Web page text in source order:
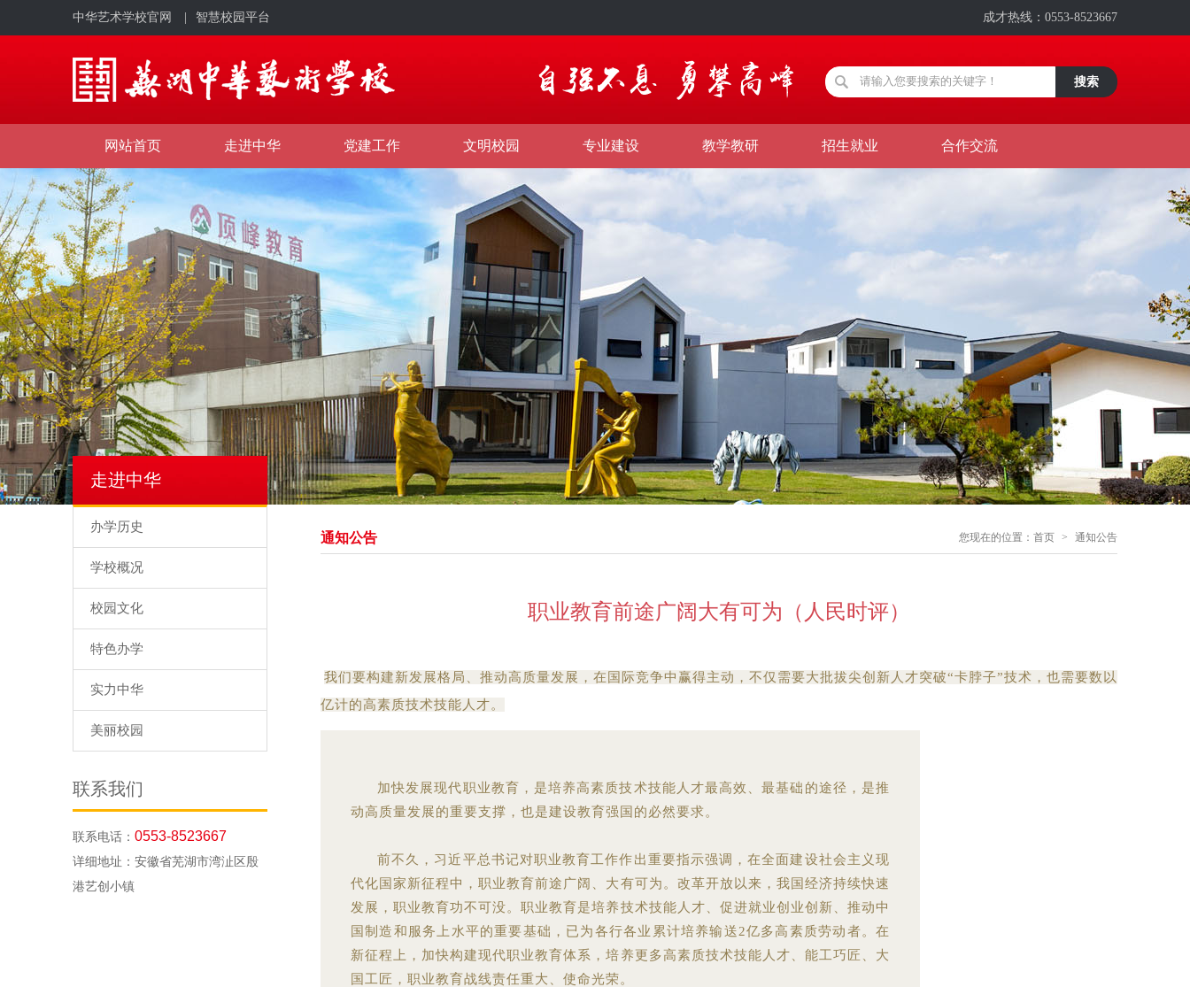
中华艺术学校官网 智慧校园平台 成才热线： 0553-8523667
网站首页 走进中华 党建工作 文明校园 专业建设 教学教研 招生就业 合作交流
走进中华
办学历史
学校概况
校园文化
特色办学
实力中华
美丽校园
联系我们
联系电话： 0553-8523667
详细地址：安徽省芜湖市湾沚区殷
港艺创小镇
通知公告 您现在的位置：首页 > 通知公告
职业教育前途广阔大有可为（人民时评）
我们要构建新发展格局、推动高质量发展，在国际竞争中赢得主动，不仅需要大批拔尖创新人才突破“卡脖子”技术，也需要数以
亿计的高素质技术技能人才。
加快发展现代职业教育，是培养高素质技术技能人才最高效、最基础的途径，是推
动高质量发展的重要支撑，也是建设教育强国的必然要求。
前不久，习近平总书记对职业教育工作作出重要指示强调，在全面建设社会主义现
代化国家新征程中，职业教育前途广阔、大有可为。改革开放以来，我国经济持续快速
发展，职业教育功不可没。职业教育是培养技术技能人才、促进就业创业创新、推动中
国制造和服务上水平的重要基础，已为各行各业累计培养输送2亿多高素质劳动者。在
新征程上，加快构建现代职业教育体系，培养更多高素质技术技能人才、能工巧匠、大
国工匠，职业教育战线责任重大、使命光荣。